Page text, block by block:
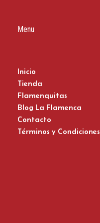
Menu
Inicio
Tienda
Flamenquitas
Blog La Flamenca
Contacto
Términos y Condiciones